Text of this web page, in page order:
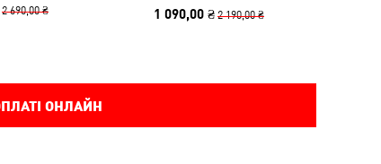
2 690,00 ₴ 1 090,00 ₴ 2 190,00 ₴
ОНЛАЙН